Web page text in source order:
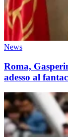
News
Roma,
adesso al